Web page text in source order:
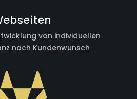
von individuellen
nach Kundenwunsch